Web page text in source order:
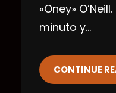
«Oney»
minuto y…
CONTINUE